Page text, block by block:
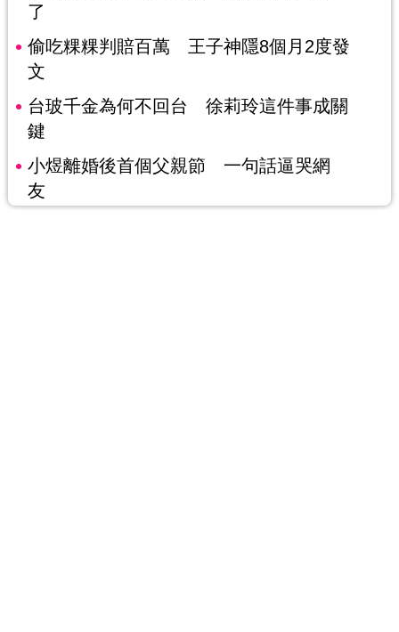
了
偷吃粿粿判賠百萬 王子神隱8個月2度發
文
台玻千金為何不回台 徐莉玲這件事成關
鍵
小煜離婚後首個父親節 一句話逼哭網
友